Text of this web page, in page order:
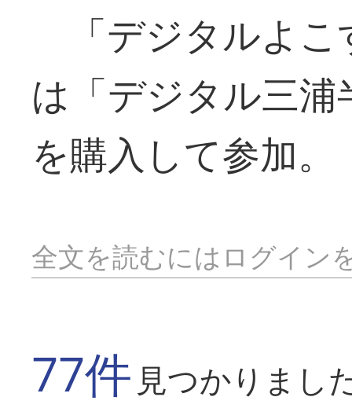
「デジタルよこ
は「デジタル三
を購入して参加。
全文を読むにはログイン
77件 見つかりまし